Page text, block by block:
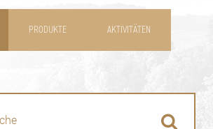
PRODUKTE AKTIVITÄTEN